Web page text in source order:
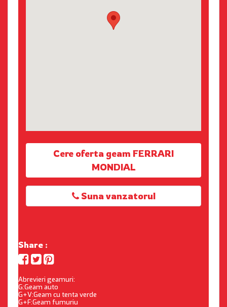
Cere oferta geam FERRARI
MONDIAL
Suna vanzatorul
Share :
Abrevieri geamuri:
G:Geam auto
G+V:Geam cu tenta verde
G+F:Geam fumuriu